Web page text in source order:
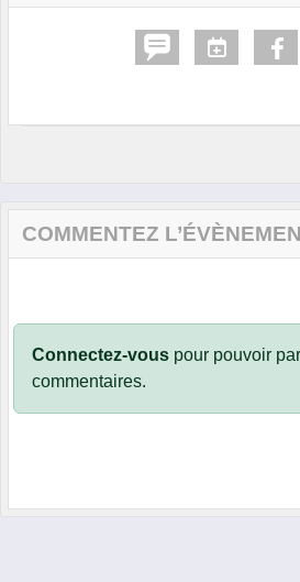
COMMENTEZ
Connectez-vous pour pouvoir
commentaires.